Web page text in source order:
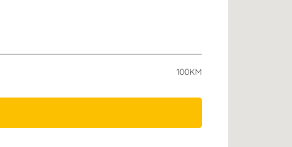
100KM